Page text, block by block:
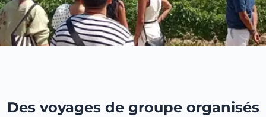
Des voyages de groupe organisés